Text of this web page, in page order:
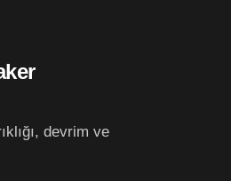
devrim ve